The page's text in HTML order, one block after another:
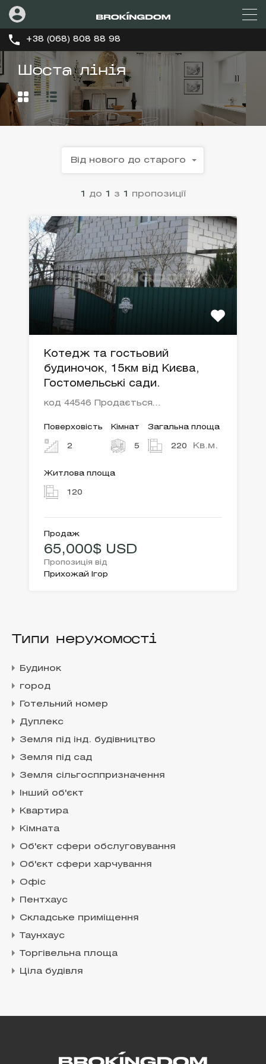
+38 (068) 808 88 98
Шоста лінія
1 до 1 з 1 пропозиції
Від нового до старого
Котедж та гостьовий
будиночок, 15км від Києва,
Гостомельські сади.
код 44546 Продається…
Поверховість
2
Кімнат
5
Загальна площа
220 Кв.м.
Житлова площа
120
Продаж
65,000$ USD
Пропозиція від
Прихожай Ігор
Типи нерухомості
Будинок
город
Готельний номер
Дуплекс
Земля під інд. будівництво
Земля під сад
Земля сільгосппризначення
Інший об'єкт
Квартира
Кімната
Об'єкт сфери обслуговування
Об'єкт сфери харчування
Офіс
Пентхаус
Складське приміщення
Таунхаус
Торгівельна площа
Ціла будівля